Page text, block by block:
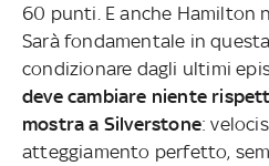
60 punti. E anche Hamilton
Sarà fondamentale in
condizionare dagli ultimi
deve cambiare niente
mostra a Silverstone:
atteggiamento perfetto,